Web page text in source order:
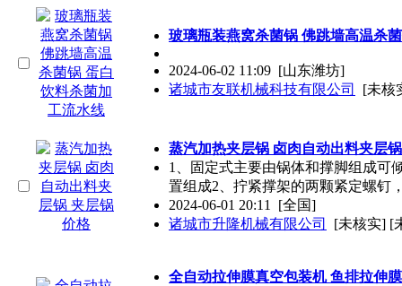
玻璃瓶装燕窝杀菌锅 佛跳墙高温杀
2024-06-02 11:09 [山东潍坊]
诸城市友联机械科技有限公司
[未核
蒸汽加热夹层锅 卤肉自动出料夹层
1、固定式主要由锅体和撑脚组成可
置组成2、拧紧撑架的两颗紧定螺钉
2024-06-01 20:11 [全国]
诸城市升隆机械有限公司
[未核实] [
全自动拉伸膜真空包装机 鱼排拉伸